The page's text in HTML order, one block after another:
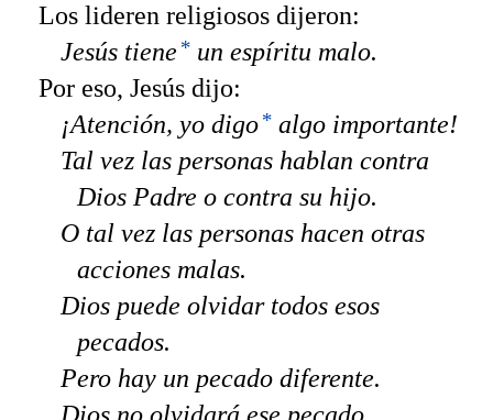
Los lideren religiosos dijeron:
Jesús tiene * un espíritu malo.
Por eso, Jesús dijo:
¡Atención, yo digo* algo importante!
Tal vez las personas hablan contra
Dios Padre o contra su hijo.
O tal vez las personas hacen otras
acciones malas.
Dios puede olvidar todos esos
pecados.
Pero hay un pecado diferente.